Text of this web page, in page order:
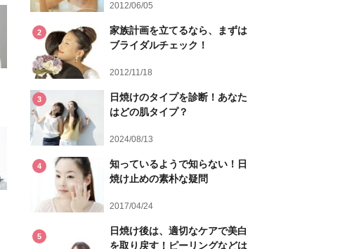
2012/06/05
2
家族計画を立てるなら、まずは
ブライダルチェック！
2012/11/18
3
日焼けのタイプを診断！あなた
はどの肌タイプ？
2024/08/13
4
知っているようで知らない！日
焼け止めの素朴な疑問
2017/04/24
5
日焼け後は、適切なケアで美白
を取り戻す！ピーリングなどは